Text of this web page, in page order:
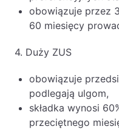
obowiązuje przez
60 miesięcy
4. Duży ZUS
obowiązuje
podlegają ulgom,
składka wynosi
przeciętnego